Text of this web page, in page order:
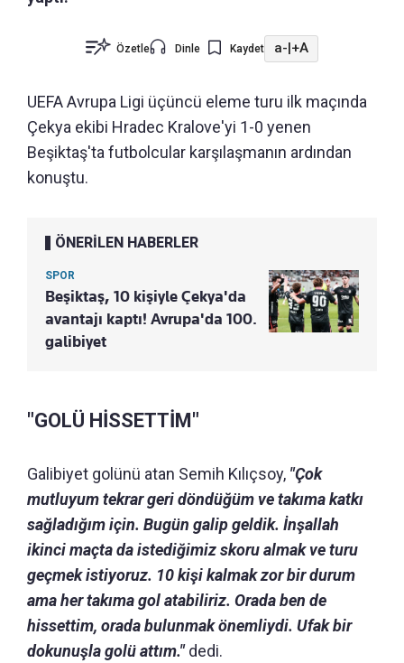
Özetle Dinle Kaydet a-|+A
UEFA Avrupa Ligi üçüncü eleme turu ilk maçında
Çekya ekibi Hradec Kralove'yi 1-0 yenen
Beşiktaş'ta futbolcular karşılaşmanın ardından
konuştu.
ÖNERİLEN HABERLER
SPOR
Beşiktaş, 10 kişiyle Çekya'da
avantajı kaptı! Avrupa'da 100.
galibiyet
"GOLÜ HİSSETTİM"
Galibiyet golünü atan Semih Kılıçsoy, "Çok
mutluyum tekrar geri döndüğüm ve takıma katkı
sağladığım için. Bugün galip geldik. İnşallah
ikinci maçta da istediğimiz skoru almak ve turu
geçmek istiyoruz. 10 kişi kalmak zor bir durum
ama her takıma gol atabiliriz. Orada ben de
hissettim, orada bulunmak önemliydi. Ufak bir
dokunuşla golü attım."dedi.